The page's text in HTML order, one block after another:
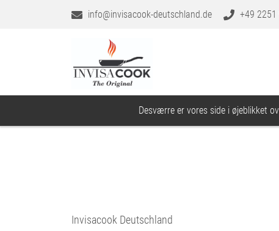
info@invisacook-deutschland.de +49 2251
Desværre er vores side i øjeblikket
Invisacook Deutschland